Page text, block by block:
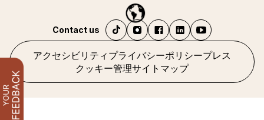
アクセシビリティ プライバシーポリシープレス
クッキー管理サイトマップ
Contact us